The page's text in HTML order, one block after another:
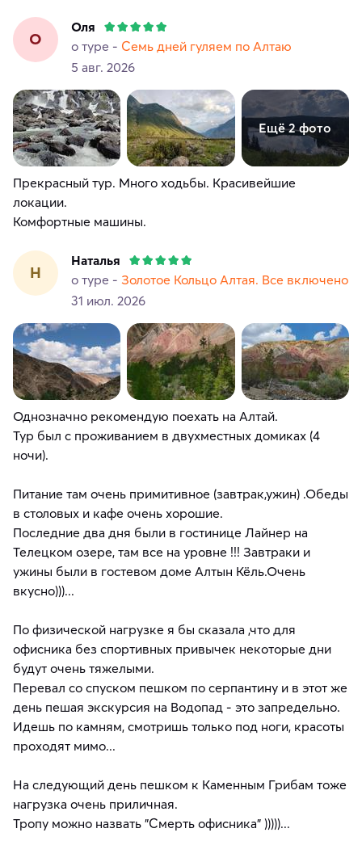
О
Оля
о туре - Семь дней гуляем по Алтаю
5 авг. 2026
Ещё 2 фото
Прекрасный тур. Много ходьбы. Красивейшие
локации.
Комфортные машины.
Н
Наталья
о туре - Золотое Кольцо Алтая. Все включено
31 июл. 2026
Однозначно рекомендую поехать на Алтай.
Тур был с проживанием в двухместных домиках (4
ночи).
Питание там очень примитивное (завтрак,ужин) .Обеды
в столовых и кафе очень хорошие.
Последние два дня были в гостинице Лайнер на
Телецком озере, там все на уровне !!! Завтраки и
ужины были в гостевом доме Алтын Кёль.Очень
вкусно)))...
По физической нагрузке я бы сказала ,что для
офисника без спортивных привычек некоторые дни
будут очень тяжелыми.
Перевал со спуском пешком по серпантину и в этот же
день пешая экскурсия на Водопад - это запредельно.
Идешь по камням, смотришь только под ноги, красоты
проходят мимо...
На следующий день пешком к Каменным Грибам тоже
нагрузка очень приличная.
Тропу можно назвать "Смерть офисника" )))))...